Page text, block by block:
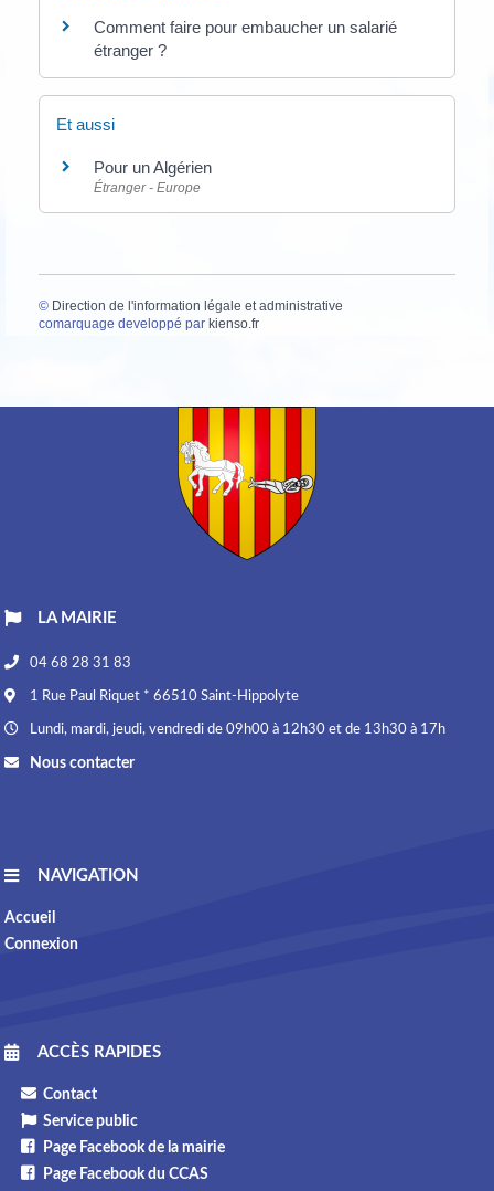
Comment faire pour embaucher un salarié
étranger ?
Et aussi
Pour un Algérien
Étranger - Europe
© Direction de l'information légale et administrative
comarquage developpé par kienso.fr
LA MAIRIE
04 68 28 31 83
1 Rue Paul Riquet * 66510 Saint-Hippolyte
Lundi, mardi, jeudi, vendredi de 09h00 à 12h30 et de 13h30 à 17h
Nous contacter
NAVIGATION
Accueil
Connexion
ACCÈS RAPIDES
Contact
Service public
Page Facebook de la mairie
Page Facebook du CCAS